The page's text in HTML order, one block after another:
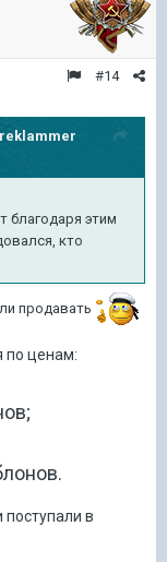
#14
reklammer
благодаря этим
кто
продавать
по ценам:
поступали в